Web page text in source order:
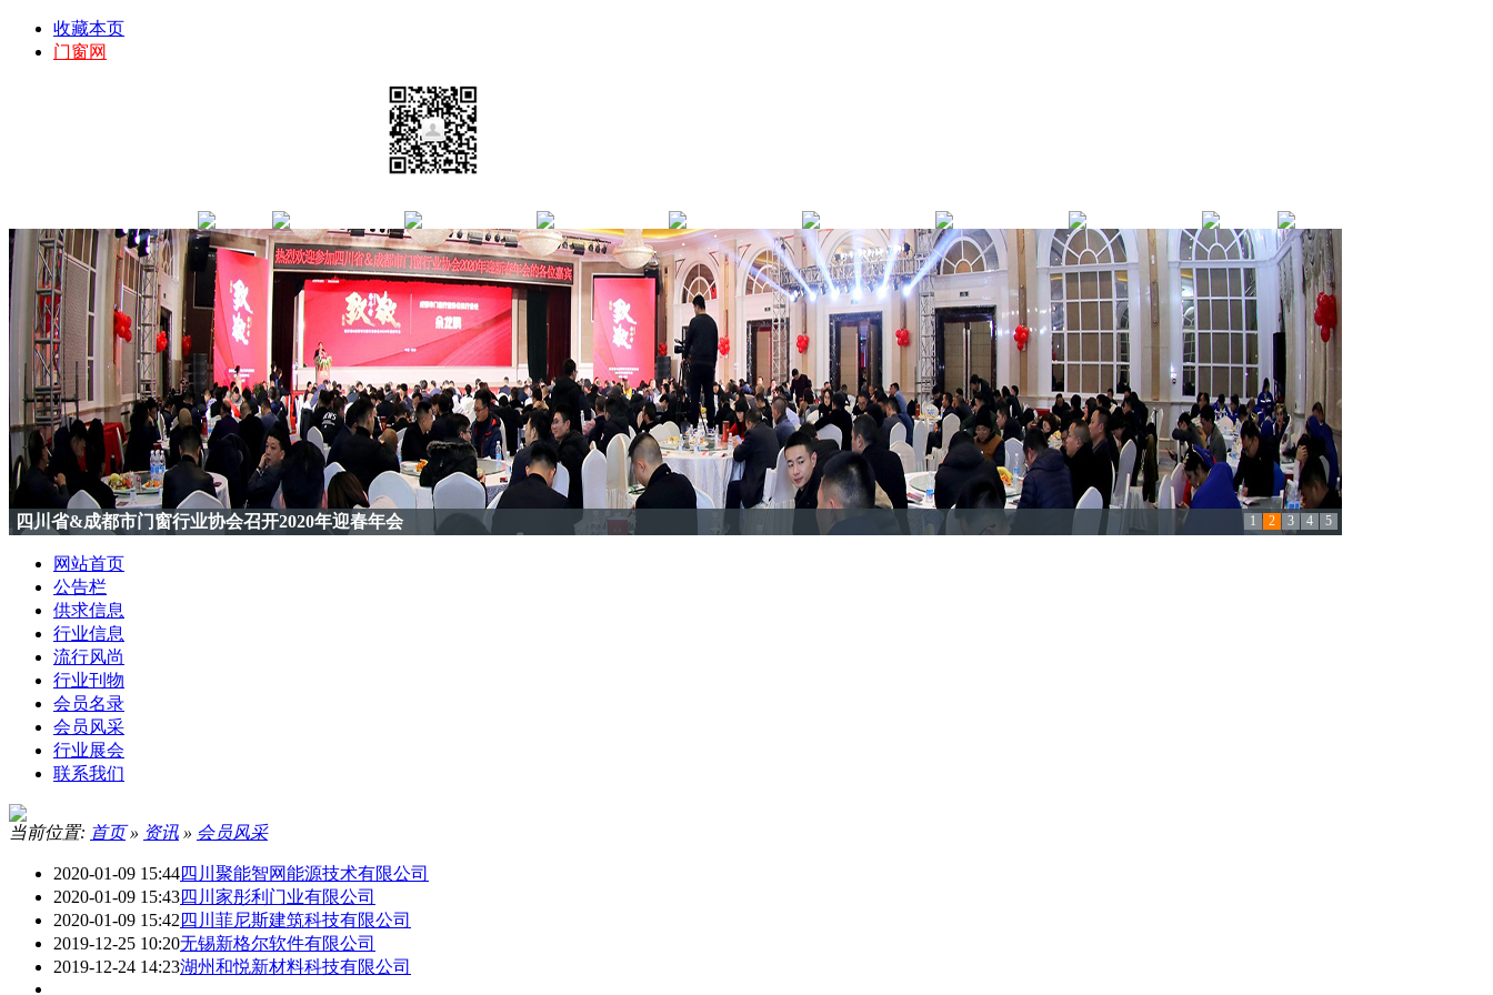
收藏本页
门窗网
四川省&成都市门窗行业协会召开2020年迎春年会 1 2 3 4 5
网站首页
公告栏
供求信息
行业信息
流行风尚
行业刊物
会员名录
会员风采
行业展会
联系我们
当前位置: 首页» 资讯 » 会员风采
2020-01-09 15:44四川聚能智网能源技术有限公司
2020-01-09 15:43四川家彤利门业有限公司
2020-01-09 15:42 四川菲尼斯建筑科技有限公司
2019-12-25 10:20无锡新格尔软件有限公司
2019-12-24 14:23湖州和悦新材料科技有限公司